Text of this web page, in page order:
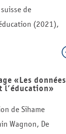
de
(2021),
«Les données
l’éducation»
de Sihame
Wagnon, De